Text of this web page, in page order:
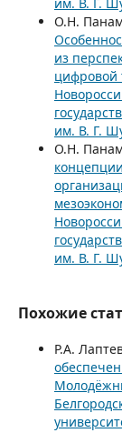
О.Н.
из
цифровой
им. В. Г.
О.Н.
им. В. Г.
Похожие
Р.А.